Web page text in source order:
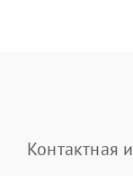
Контактная